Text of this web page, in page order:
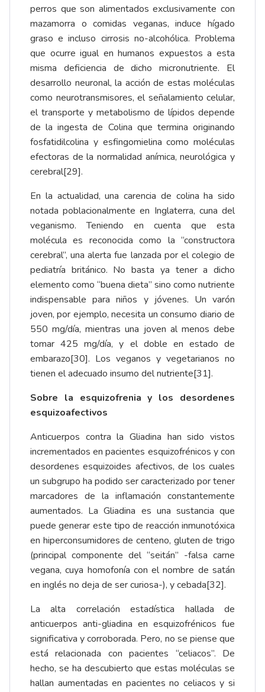
perros que son alimentados exclusivamente con
mazamorra o comidas veganas, induce hígado
graso e incluso cirrosis no-alcohólica. Problema
que ocurre igual en humanos expuestos a esta
misma deficiencia de dicho micronutriente. El
desarrollo neuronal, la acción de estas moléculas
como neurotransmisores, el señalamiento celular,
el transporte y metabolismo de lípidos depende
de la ingesta de Colina que termina originando
fosfatidilcolina y esfingomielina como moléculas
efectoras de la normalidad anímica, neurológica y
cerebral[29].
En la actualidad, una carencia de colina ha sido
notada poblacionalmente en Inglaterra, cuna del
veganismo. Teniendo en cuenta que esta
molécula es reconocida como la “constructora
cerebral”, una alerta fue lanzada por el colegio de
pediatría británico. No basta ya tener a dicho
elemento como “buena dieta” sino como nutriente
indispensable para niños y jóvenes. Un varón
joven, por ejemplo, necesita un consumo diario de
550 mg/día, mientras una joven al menos debe
tomar 425 mg/día, y el doble en estado de
embarazo[30]. Los veganos y vegetarianos no
tienen el adecuado insumo del nutriente[31].
Sobre la esquizofrenia y los desordenes
esquizoafectivos
Anticuerpos contra la Gliadina han sido vistos
incrementados en pacientes esquizofrénicos y con
desordenes esquizoides afectivos, de los cuales
un subgrupo ha podido ser caracterizado por tener
marcadores de la inflamación constantemente
aumentados. La Gliadina es una sustancia que
puede generar este tipo de reacción inmunotóxica
en hiperconsumidores de centeno, gluten de trigo
(principal componente del “seitán” -falsa carne
vegana, cuya homofonía con el nombre de satán
en inglés no deja de ser curiosa-), y cebada[32].
La alta correlación estadística hallada de
anticuerpos anti-gliadina en esquizofrénicos fue
significativa y corroborada. Pero, no se piense que
está relacionada con pacientes “celiacos”. De
hecho, se ha descubierto que estas moléculas se
hallan aumentadas en pacientes no celiacos y si